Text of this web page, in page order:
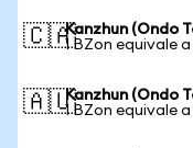
🇨🇦Kanzhun (Ondo
1 BZon equivale
🇦🇺Kanzhun (Ondo
1 BZon equivale